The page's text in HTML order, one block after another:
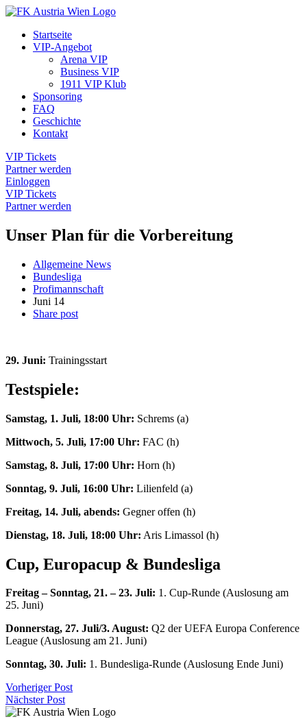
Startseite
VIP-Angebot
Arena VIP
Business VIP
1911 VIP Klub
Sponsoring
FAQ
Geschichte
Kontakt
VIP Tickets
Partner werden
Einloggen
VIP Tickets
Partner werden
Unser Plan für die Vorbereitung
Allgemeine News
Bundesliga
Profimannschaft
Juni 14
Share post
29. Juni: Trainingsstart
Testspiele:
Samstag, 1. Juli, 18:00 Uhr: Schrems (a)
Mittwoch, 5. Juli, 17:00 Uhr: FAC (h)
Samstag, 8. Juli, 17:00 Uhr: Horn (h)
Sonntag, 9. Juli, 16:00 Uhr: Lilienfeld (a)
Freitag, 14. Juli, abends: Gegner offen (h)
Dienstag, 18. Juli, 18:00 Uhr: Aris Limassol (h)
Cup, Europacup & Bundesliga
Freitag – Sonntag, 21. – 23. Juli: 1. Cup-Runde (Auslosung am
25. Juni)
Donnerstag, 27. Juli/3. August: Q2 der UEFA Europa Conference
League (Auslosung am 21. Juni)
Sonntag, 30. Juli: 1. Bundesliga-Runde (Auslosung Ende Juni)
Vorheriger Post
Nächster Post